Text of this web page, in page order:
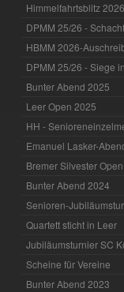
Himmelfahrtsblitz 2026
DPMM 25/26 -
HBMM 2026-
DPMM 25/26 - Siege
Bunter Abend 2025
Leer Open 2025
HH -
Emanuel Lasker-
Bremer Silvester
Bunter Abend 2024
Senioren-
Quartett sticht in Leer
Jubiläumsturnier SC
Scheine für Vereine
Bunter Abend 2023